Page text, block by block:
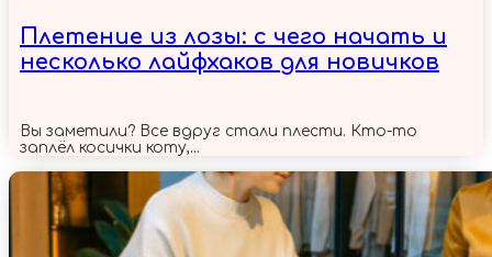
Плетение из лозы: с чего начать и
несколько лайфхаков для новичков
Вы заметили? Все вдруг стали плести. Кто-то
заплёл косички коту,...